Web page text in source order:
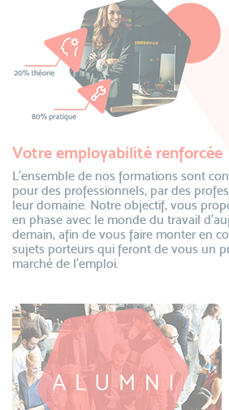
Votre employabilité renforcée
L’ensemble de nos formations sont
pour des professionnels, par des
leur domaine. Notre objectif, vous
en phase avec le monde du travail
demain, afin de vous faire monter en
sujets porteurs qui feront de vous un
marché de l’emploi.